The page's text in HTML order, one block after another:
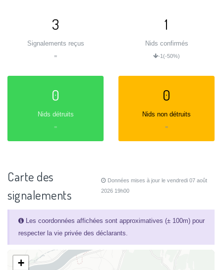
3
Signalements reçus
=
1
Nids confirmés
-1(-50%)
0
Nids détruits
=
0
Nids non détruits
=
Carte des
signalements
Données mises à jour le vendredi 07 août
2026 19h00
Les coordonnées affichées sont approximatives (± 100m) pour
respecter la vie privée des déclarants.
+